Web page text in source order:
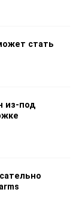
стать
из-под